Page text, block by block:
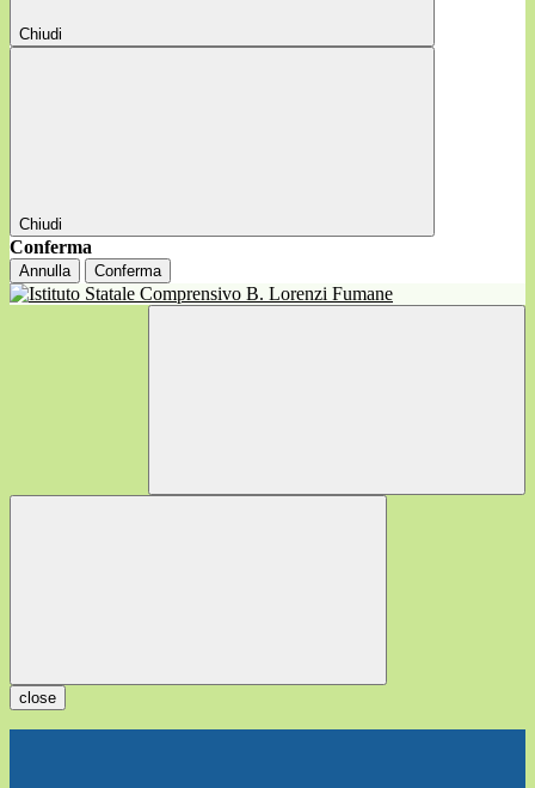
Chiudi
Chiudi
Conferma
Annulla Conferma
close